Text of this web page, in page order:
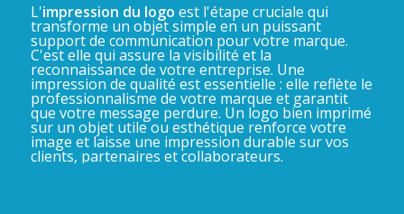
L'impression du logo est l'étape cruciale qui
transforme un objet simple en un puissant
support de communication pour votre marque.
C'est elle qui assure la visibilité et la
reconnaissance de votre entreprise. Une
impression de qualité est essentielle : elle reflète le
professionnalisme de votre marque et garantit
que votre message perdure. Un logo bien imprimé
sur un objet utile ou esthétique renforce votre
image et laisse une impression durable sur vos
clients, partenaires et collaborateurs.